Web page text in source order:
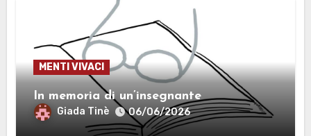
MENTI VIVACI
In memoria di un’insegnante
Giada Tinè 06/06/2026